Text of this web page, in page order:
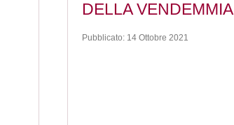
DELLA VENDEMMIA
Pubblicato: 14 Ottobre 2021